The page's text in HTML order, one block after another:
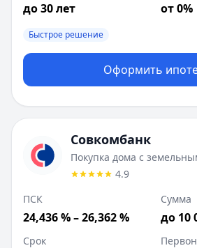
до 30 лет от 0%
Быстрое решение
Оформить
Совкомбанк
Покупка дома с
4.9
ПСК
24,436 % – 26,362 %
Сумма
до 10
Срок